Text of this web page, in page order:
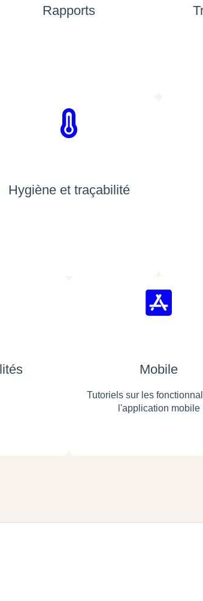
Rapports
Hygiène et traçabilité
Mobile
Tutoriels sur les
l'application mobile